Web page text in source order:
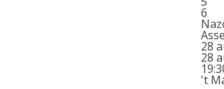
6
28
28
't